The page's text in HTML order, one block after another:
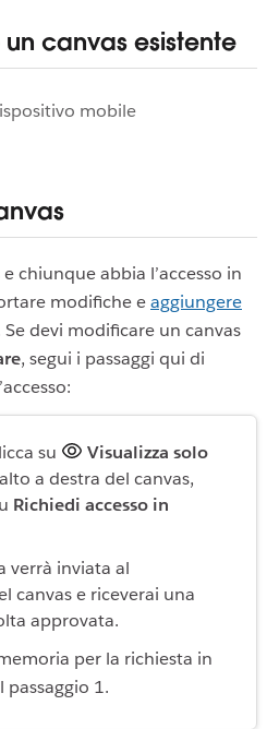
un canvas esistente
mobile
chiunque abbia l’accesso in
modifiche eaggiungere
Se devi modificare un canvas
, segui i passaggi qui di
su
Visualizza solo
a destra del canvas,
Richiedi accesso in
verrà inviata al
canvas e riceverai una
approvata.
per la richiesta in
1.